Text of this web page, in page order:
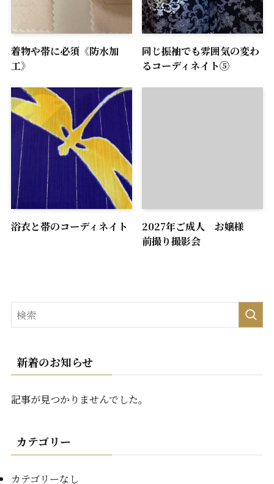
着物や帯に必須《防水加
工》
同じ振袖でも雰囲気の変わ
るコーディネイト⑤
浴衣と帯のコーディネイト
2027年ご成人 お嬢様
前撮り撮影会
新着のお知らせ
記事が見つかりませんでした。
カテゴリー
カテゴリーなし